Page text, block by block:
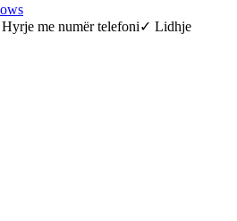
me numër telefoni✓ Lidhje